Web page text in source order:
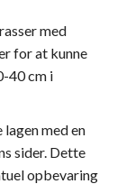
med
for at kunne
40 cm i
med en
sider. Dette
opbevaring